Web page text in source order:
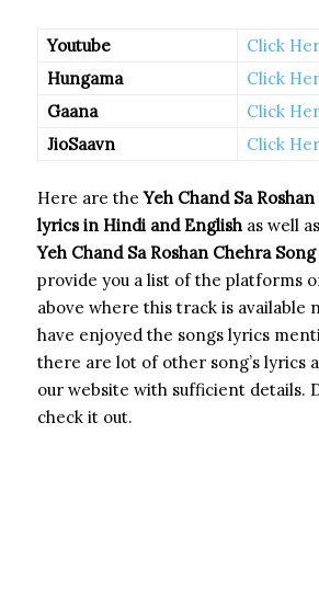
Youtube
Click
Hungama
Click
Gaana
Click
JioSaavn
Click
Here are theYeh Chand Sa
lyrics in Hindi and English as well
Yeh Chand Sa Roshan Chehra Song
provide you a list of the platforms
above where this track is available
have enjoyed the songs lyrics
there are lot of other song’s lyrics
our website with sufficient details.
check it out.